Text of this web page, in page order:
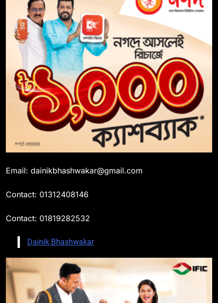
Email: dainikbhashwakar@gmail.com
Contact: 01312408146
Contact: 01819282532
Dainik Bhashwakar